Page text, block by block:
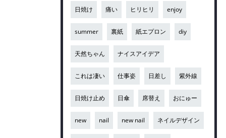
日焼け 痛い ヒリヒリ enjoy
summer 裏紙 紙エプロン diy
天然ちゃん ナイスアイデア
これは凄い 仕事姿 日差し 紫外線
日焼け止め 日傘 席替え おにゅー
new nail new nail ネイルデザイン